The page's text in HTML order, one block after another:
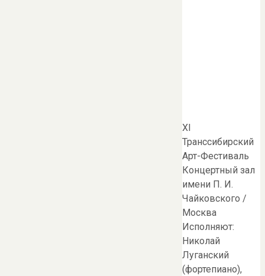
XI
Транссибирский
Арт-Фестиваль
Концертный зал
имени П. И.
Чайковского /
Москва
Исполняют:
Николай
Луганский
(фортепиано),